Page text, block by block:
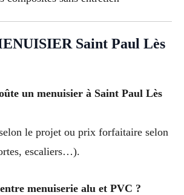
Saint Paul Lès
un menuisier à Saint Paul Lès
le projet ou prix forfaitaire selon
escaliers…).
menuiserie alu et PVC ?